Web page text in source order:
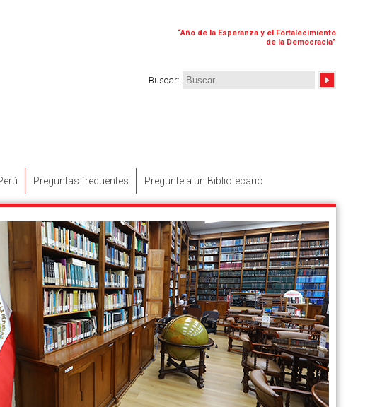
“Año de la Esperanza y el Fortalecimiento
de la Democracia”
Buscar:
Preguntas frecuentes Pregunte a un Bibliotecario